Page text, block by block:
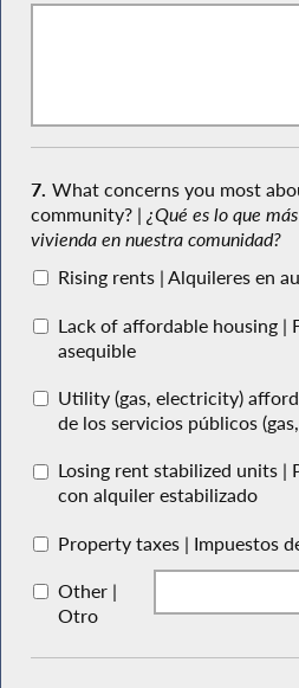
7. What concerns you most
community? | ¿Qué es lo que
vivienda en nuestra comunidad?
Rising rents | Alquileres en
Lack of affordable housing |
asequible
Utility (gas, electricity)
de los servicios públicos
Losing rent stabilized units |
con alquiler estabilizado
Property taxes | Impuestos
Other |
Otro